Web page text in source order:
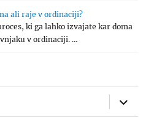
ali raje v ordinaciji?
ki ga lahko izvajate kar doma
v ordinaciji. …
expand
child
menu